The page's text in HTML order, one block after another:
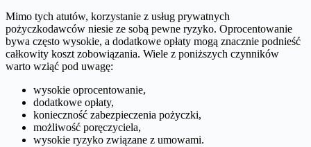
Mimo tych atutów, korzystanie z usług prywatnych
pożyczkodawców niesie ze sobą pewne ryzyko. Oprocentowanie
bywa często wysokie, a dodatkowe opłaty mogą znacznie podnieść
całkowity koszt zobowiązania. Wiele z poniższych czynników
warto wziąć pod uwagę:
wysokie oprocentowanie,
dodatkowe opłaty,
konieczność zabezpieczenia pożyczki,
możliwość poręczyciela,
wysokie ryzyko związane z umowami.